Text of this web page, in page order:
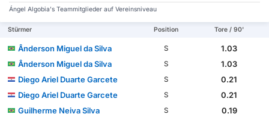
Ángel Algobia's Teammitglieder auf Vereinsniveau
Stürmer Position Tore / 90'
Ânderson Miguel da Silva S
1.03
Ânderson Miguel da Silva
S
1.03
Diego Ariel Duarte Garcete
S
0.21
Diego Ariel Duarte Garcete
S
0.21
Guilherme Neiva Silva
S
0.19